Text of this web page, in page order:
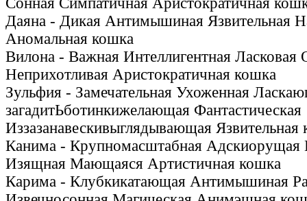
Даяна - Дикая Антимышиная Язвительная
Аномальная кошка
Вилона - Важная Интеллигентная
Неприхотливая Аристократичная кошка
Зульфия - Замечательная Ухоженная
загадитЬботинкижелающая Фантастическая
Иззазанавескивыглядывающая
Канима - Крупномасштабная Адскиорущая
Изящная Мающаяся Артистичная кошка
Карима - Клубкикатающая Антимышиная